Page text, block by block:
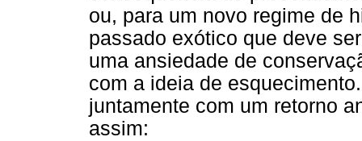
ou, para um novo regime de
passado exótico que deve
uma ansiedade de
com a ideia de
juntamente com um retorno
assim: